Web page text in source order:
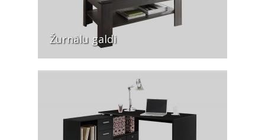
Žurnālu galdi